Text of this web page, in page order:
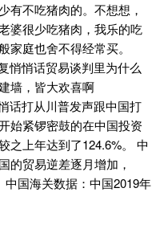
有不吃猪肉的。不想想，
婆很少吃猪肉，我乐的吃
庭也舍不得经常买。
悄悄话贸易谈判里为什么
墙，皆大欢喜啊
话打从川普发声跟中国打
始紧锣密鼓的在中国投资
之上年达到了124.6%。 中
的贸易逆差逐月增加，
国海关数据：中国2019年